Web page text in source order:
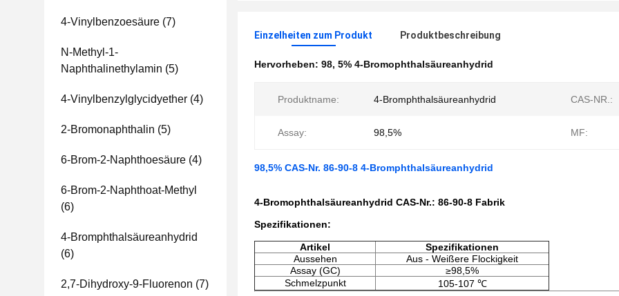
4-Vinylbenzoesäure (7)
N-Methyl-1-
Naphthalinethylamin (5)
4-Vinylbenzylglycidyether (4)
2-Bromonaphthalin (5)
6-Brom-2-Naphthoesäure (4)
6-Brom-2-Naphthoat-Methyl
(6)
4-Bromphthalsäureanhydrid
(6)
2,7-Dihydroxy-9-Fluorenon (7)
Einzelheiten zum Produkt Produktbeschreibung
Hervorheben: 98, 5% 4-Bromophthalsäureanhydrid
Produktname: 4-Bromphthalsäureanhydrid CAS-NR.:
Assay: 98,5% MF:
98,5% CAS-Nr. 86-90-8 4-Bromphthalsäureanhydrid
4-Bromophthalsäureanhydrid CAS-Nr.: 86-90-8 Fabrik
Spezifikationen:
Artikel
Spezifikationen
Aussehen
Aus - Weißere Flockigkeit
Assay (GC)
≥98,5%
Schmelzpunkt
105-107 ℃